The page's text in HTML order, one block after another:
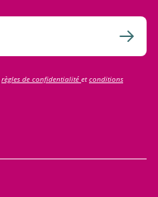
règles de confidentialité etconditions